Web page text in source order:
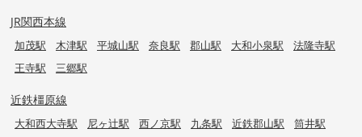
JR関西本線
加茂駅 木津駅 平城山駅 奈良駅 郡山駅 大和小泉駅
法隆寺駅
王寺駅
三郷駅
近鉄橿原線
大和西大寺駅 尼ヶ辻駅 西ノ京駅 九条駅 近鉄郡山駅
筒井駅